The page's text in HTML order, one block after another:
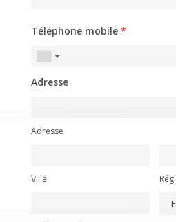
Téléphone mobile *
Adresse
Adresse
Ville